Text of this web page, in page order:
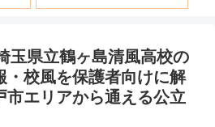
玉県立鶴ヶ島清風高校の
・校風を保護者向けに解
市エリアから通える公立